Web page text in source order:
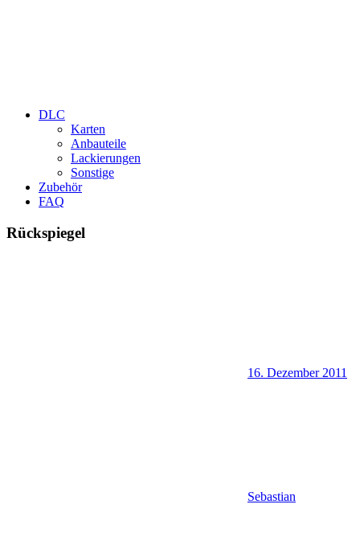
DLC
Karten
Anbauteile
Lackierungen
Sonstige
Zubehör
FAQ
Rückspiegel
16. Dezember 2011
Sebastian